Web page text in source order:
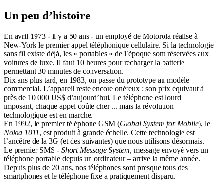
Un peu d’histoire
En avril 1973 - il y a 50 ans - un employé de Motorola réalise à
New-York le premier appel téléphonique cellulaire. Si la technologie
sans fil existe déjà, les « portables » de l’époque sont réservées aux
voitures de luxe. Il faut 10 heures pour recharger la batterie
permettant 30 minutes de conversation.
Dix ans plus tard, en 1983, on passe du prototype au modèle
commercial. L’appareil reste encore onéreux : son prix équivaut à
près de 10 000 US$ d’aujourd’hui. Le téléphone est lourd,
imposant, chaque appel coûte cher ... mais la révolution
technologique est en marche.
En 1992, le premier téléphone GSM (Global System for Mobile), le
Nokia 1011, est produit à grande échelle. Cette technologie est
l’ancêtre de la 3G (et des suivantes) que nous utilisons désormais.
Le premier SMS - Short Message System, message envoyé vers un
téléphone portable depuis un ordinateur – arrive la même année.
Depuis plus de 20 ans, nos téléphones sont presque tous des
smartphones et le téléphone fixe a pratiquement disparu.